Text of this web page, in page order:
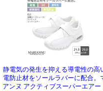
静電気の発生を抑える導電性の高
電防止材をソールラバーに配合。
アンヌ アクティブスーパーエアー